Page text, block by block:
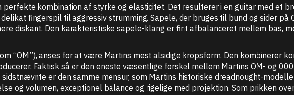
kombination af styrke og elasticitet. Det resulterer i en guitar med et
fingerspil til aggressiv strumming. Sapele, der bruges til bund og sider på
diskant. Den karakteristiske sapele-klang er fint afbalanceret mellem bas,
“OM”), anses for at være Martins mest alsidige kropsform. Den kombinerer
Faktisk så er den eneste væsentlige forskel mellem Martins OM- og
er den samme mensur, som Martins historiske dreadnought-
og volumen, exceptionel balance og rigelige med projektion. Som prikken